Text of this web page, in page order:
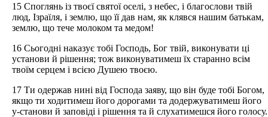
15 Споглянь із твоєї святої оселі, з небес, і благослови твій
люд, Ізраїля, і землю, що її дав нам, як клявся нашим батькам,
землю, що тече молоком та медом!
16 Сьогодні наказує тобі Господь, Бог твій, виконувати ці
установи й рішення; тож виконуватимеш їх старанно всім
твоїм серцем і всією Душею твоєю.
17 Ти одержав нині від Господа заяву, що він буде тобі Богом,
якщо ти ходитимеш його дорогами та додержуватимеш його
у-станови й заповіді і рішення та й слухатимешся його голосу.